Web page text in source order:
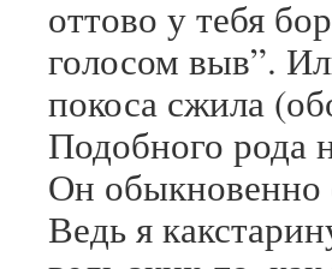
оттово у тебя
голосом выв”.
покоса сжила
Подобного рода
Он обыкновенно
Ведь я